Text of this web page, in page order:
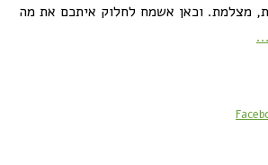
מצלמת. וכאן אשמח לחלוק איתכם את מה